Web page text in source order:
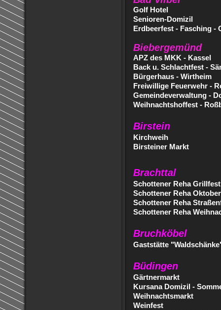
Golf Hotel
Senioren-Domizil
Erdbeerfest - Fasching -
Biebergemünd
APZ des MKK - Kassel
Back u. Schlachtfest -
Bürgerhaus - Wirtheim
Freiwillige Feuerwehr -
Gemeindeverwaltung -
Weihnachtshoffest -
Birstein
Kirchweih
Birsteiner Markt
Brachttal
Schottener Reha Grillfest
Schottener Reha
Schottener Reha
Schottener Reha
Bruchköbel
Gaststätte
Büdingen
Gärtnermarkt
Kursana Domizil -
Weihnachtsmarkt
Weinfest